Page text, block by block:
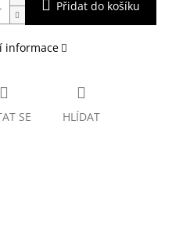
Přidat do košíku
informace
SE HLÍDAT